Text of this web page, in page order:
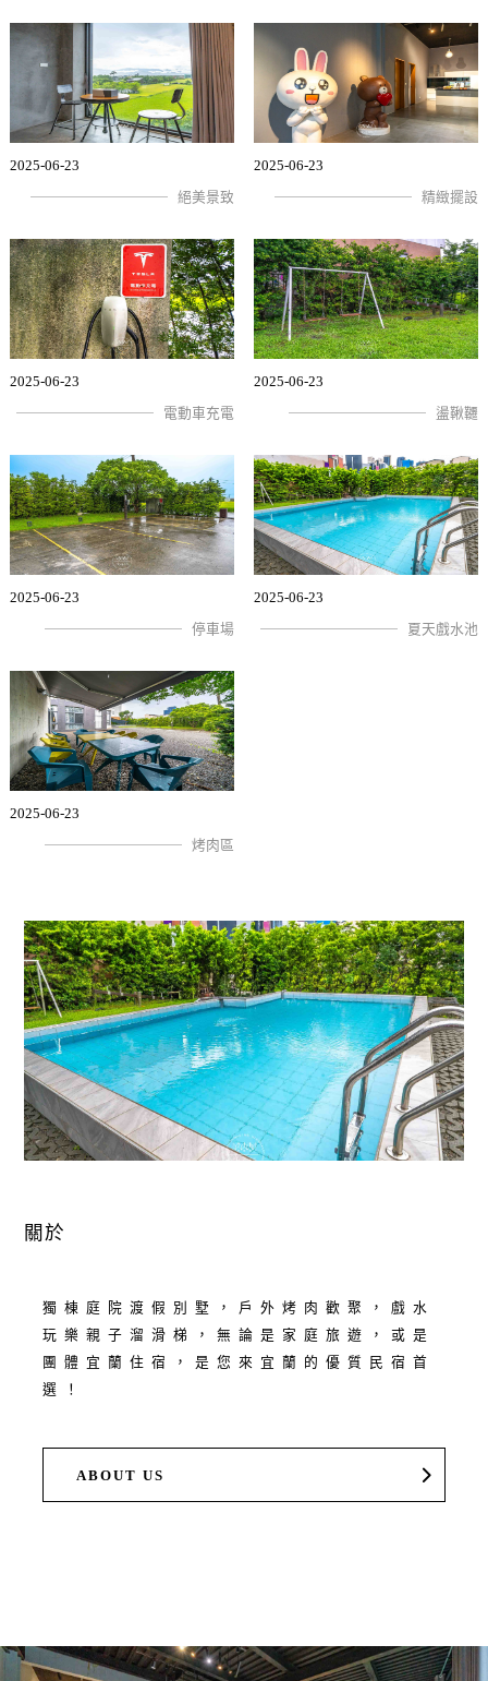
2025-06-23
絕美景致
2025-06-23
精緻擺設
2025-06-23
電動車充電
2025-06-23
盪鞦韆
2025-06-23
停車場
2025-06-23
夏天戲水池
2025-06-23
烤肉區
關於
獨棟庭院渡假別墅，戶外烤肉歡聚，戲水
玩樂親子溜滑梯，無論是家庭旅遊，或是
團體宜蘭住宿，是您來宜蘭的優質民宿首
選！
ABOUT US